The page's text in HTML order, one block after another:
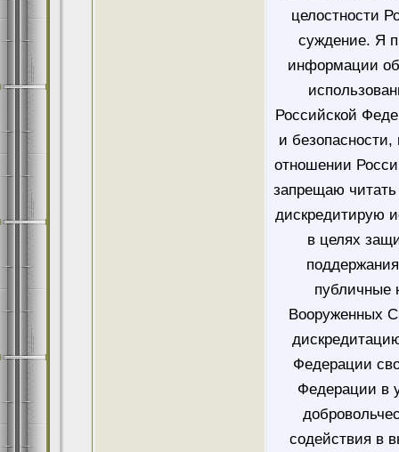
целостности
суждение. Я
информации
Российской
и безопасности,
отношении
запрещаю читать
дискредитирую
в целях
публичные
Вооруженных
Федерации
Федерации в
содействия в